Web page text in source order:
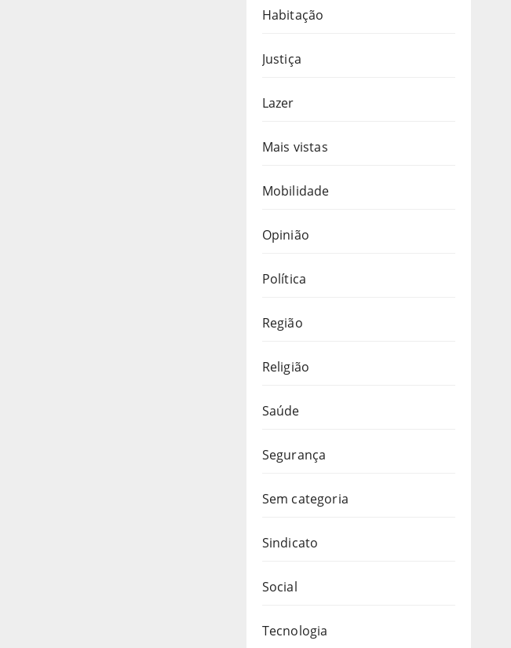
Habitação
Justiça
Lazer
Mais vistas
Mobilidade
Opinião
Política
Região
Religião
Saúde
Segurança
Sem categoria
Sindicato
Social
Tecnologia